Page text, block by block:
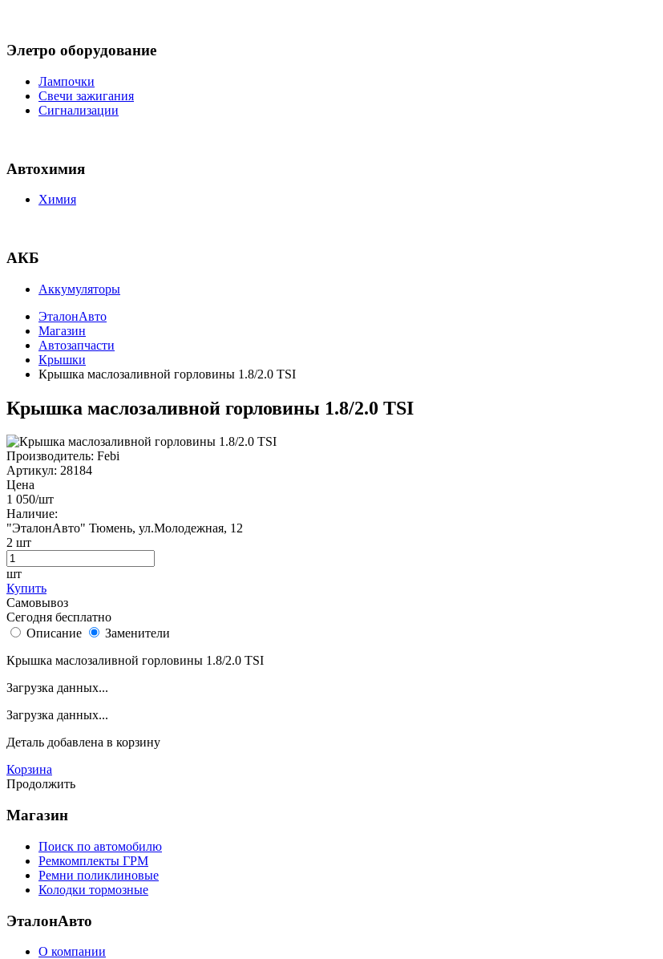
Элетро оборудование
Лампочки
Свечи зажигания
Сигнализации
Автохимия
Химия
АКБ
Аккумуляторы
ЭталонАвто
Магазин
Автозапчасти
Крышки
Крышка маслозаливной горловины 1.8/2.0 TSI
Крышка маслозаливной горловины 1.8/2.0 TSI
Производитель: Febi
Артикул: 28184
Цена
1 050/шт
Наличие:
"ЭталонАвто" Тюмень, ул.Молодежная, 12
2 шт
шт
Купить
Самовывоз
Сегодня бесплатно
Описание
Заменители
Крышка маслозаливной горловины 1.8/2.0 TSI
Загрузка данных...
Загрузка данных...
Деталь добавлена в корзину
Корзина
Продолжить
Магазин
Поиск по автомобилю
Ремкомплекты ГРМ
Ремни поликлиновые
Колодки тормозные
ЭталонАвто
О компании